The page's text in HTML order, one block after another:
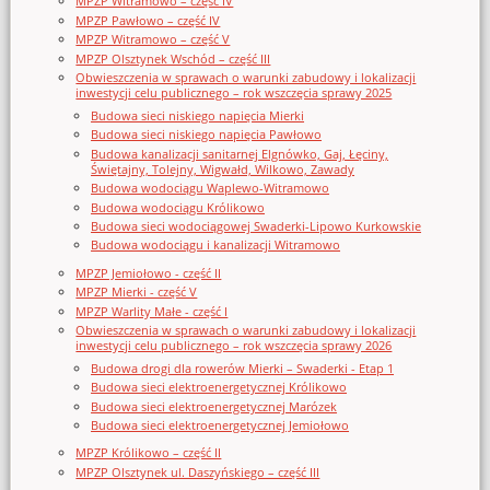
MPZP Pawłowo – część IV
MPZP Witramowo – część V
MPZP Olsztynek Wschód – część III
Obwieszczenia w sprawach o warunki zabudowy i lokalizacji
inwestycji celu publicznego – rok wszczęcia sprawy 2025
Budowa sieci niskiego napięcia Mierki
Budowa sieci niskiego napięcia Pawłowo
Budowa kanalizacji sanitarnej Elgnówko, Gaj, Łęciny,
Świętajny, Tolejny, Wigwałd, Wilkowo, Zawady
Budowa wodociągu Waplewo-Witramowo
Budowa wodociągu Królikowo
Budowa sieci wodociągowej Swaderki-Lipowo Kurkowskie
Budowa wodociągu i kanalizacji Witramowo
MPZP Jemiołowo - część II
MPZP Mierki - część V
MPZP Warlity Małe - część I
Obwieszczenia w sprawach o warunki zabudowy i lokalizacji
inwestycji celu publicznego – rok wszczęcia sprawy 2026
Budowa drogi dla rowerów Mierki – Swaderki - Etap 1
Budowa sieci elektroenergetycznej Królikowo
Budowa sieci elektroenergetycznej Marózek
Budowa sieci elektroenergetycznej Jemiołowo
MPZP Królikowo – część II
MPZP Olsztynek ul. Daszyńskiego – część III